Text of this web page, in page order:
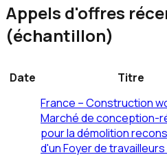
Appels d'offres
(échantillon)
Date Titre
France – Construction
Marché de conception-
pour la démolition
d'un Foyer de